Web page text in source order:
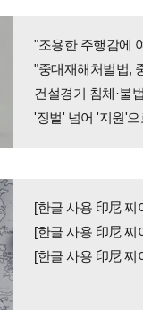
"조용한 주행감에
[한글 사용 印尼
[한글 사용 印尼